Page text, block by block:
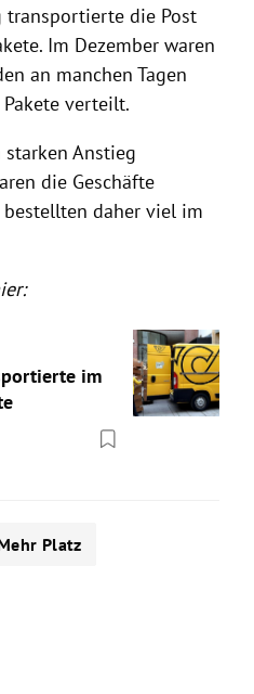
transportierte die Post
Im Dezember waren
an manchen Tagen
verteilt.
Anstieg
die Geschäfte
bestellten daher viel im
im
Platz